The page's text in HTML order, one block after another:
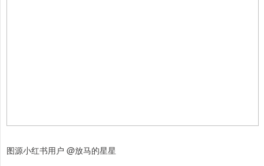
图源小红书用户 @放马的星星